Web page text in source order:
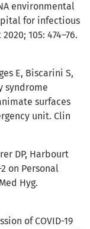
environmental
for infectious
105: 474–76.
E, Biscarini S,
syndrome
surfaces
unit. Clin
DP, Harbourt
on Personal
Hyg.
of COVID-19